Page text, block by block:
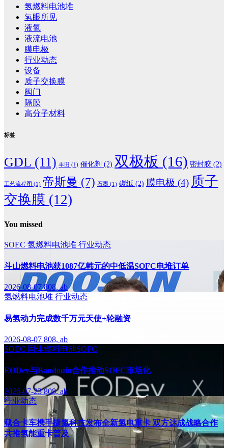
氢燃料电池堆
氢眼所见
液氢
液流电池
膜电极
行业动态
设备
质子交换膜
阀门
隔膜
高分子材料
标签
GDL (11) 丰田 (1) 催化剂 (2) 双极板 (16) 密封胶 (2)
工艺流程图 (1) 帝斯曼 (7) 石墨 (1) 碳纸 (2) 膜电极 (4) 质子
交换膜 (12)
You missed
SOEC 氢燃料电池堆 行业动态
斗山燃料电池获1087亿韩元的中低温SOFC电堆订单
2026-08-07808, ab
氢燃料电池堆 行业动态
易氢动力完成数千万元天使+轮融资
2026-08-07 808, ab
SOEC 固体燃料电池SOFC
EODev与Baudouin合作推动SOFC市场化
2026-07-23808, ab
行业动态
载合卡车携手捷氢科技发布全新氢电重卡 双方达成战略合作
共推氢能重卡普及